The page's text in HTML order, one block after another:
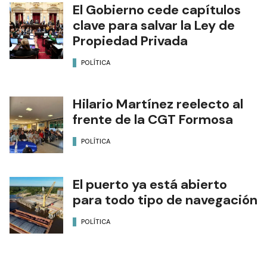
El Gobierno cede capítulos
clave para salvar la Ley de
Propiedad Privada
POLÍTICA
Hilario Martínez reelecto al
frente de la CGT Formosa
POLÍTICA
El puerto ya está abierto
para todo tipo de navegación
POLÍTICA